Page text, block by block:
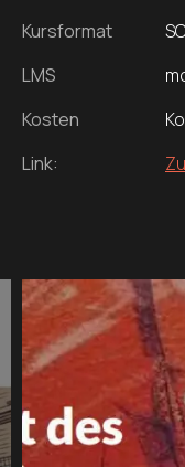
Kursformat
LMS
Kosten
Link: